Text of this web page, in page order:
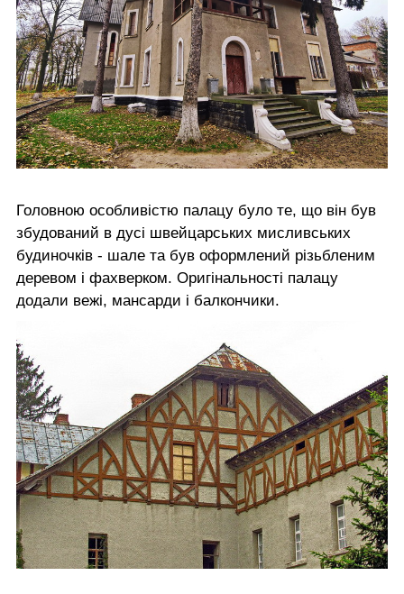
Головною особливістю палацу було те, що він був
збудований в дусі швейцарських мисливських
будиночків - шале та був оформлений різьбленим
деревом і фахверком. Оригінальності палацу
додали вежі, мансарди і балкончики.